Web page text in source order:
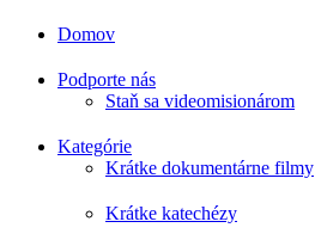
Domov
Podporte nás
Staň sa videomisionárom
Kategórie
Krátke dokumentárne filmy
Krátke katechézy